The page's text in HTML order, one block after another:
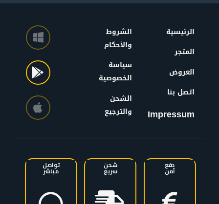
الرئيسية
المتجر
العروض
اتصل بنا
Impressum
الشروط
والأحكام
سياسة
الخصوصية
الشحن
والترجيع
دفع
آمن
شحن
سريع
تواصل
مباشر